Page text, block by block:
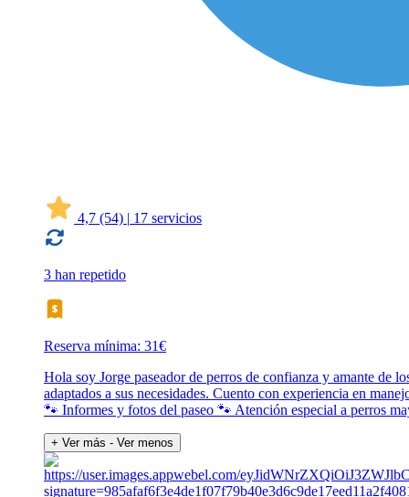
4,7 (54) | 17 servicios
3 han repetido
Reserva mínima: 31€
Hola soy Jorge paseador de perros de confianza y amante de
adaptados a sus necesidades. Cuento con experiencia en
🐾 Informes y fotos del paseo 🐾 Atención especial a perros
+ Ver más - Ver menos